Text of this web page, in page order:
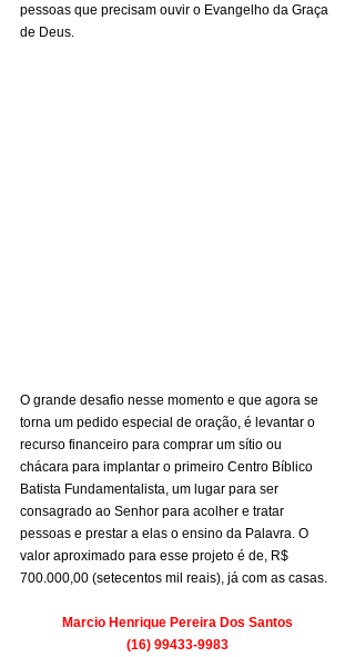
pessoas que precisam ouvir o Evangelho da Graça
de Deus.
O grande desafio nesse momento e que agora se
torna um pedido especial de oração, é levantar o
recurso financeiro para comprar um sítio ou
chácara para implantar o primeiro Centro Bíblico
Batista Fundamentalista, um lugar para ser
consagrado ao Senhor para acolher e tratar
pessoas e prestar a elas o ensino da Palavra. O
valor aproximado para esse projeto é de, R$
700.000,00 (setecentos mil reais), já com as casas.
Marcio Henrique Pereira Dos Santos
(16) 99433-9983